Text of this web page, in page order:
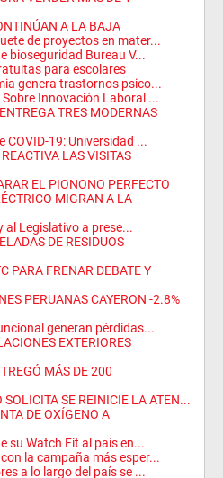
A LA BAJA
de proyectos en mater...
bioseguridad Bureau V...
para escolares
genera trastornos psico...
Innovación Laboral ...
TRES MODERNAS
19: Universidad ...
LAS VISITAS
EL PIONONO PERFECTO
MIGRAN A LA
al Legislativo a prese...
DE RESIDUOS
PARA FRENAR DEBATE Y
PERUANAS CAYERON -2.8%
generan pérdidas...
EXTERIORES
MÁS DE 200
SOLICITA SE REINICIE LA ATEN...
DE OXÍGENO A
su Watch Fit al país en...
la campaña más esper...
a lo largo del país se ...